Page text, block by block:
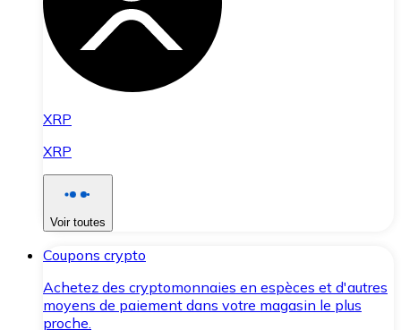
XRP
XRP
Voir toutes
Coupons crypto
Achetez des cryptomonnaies en espèces et d'autres
moyens de paiement dans votre magasin le plus
proche.